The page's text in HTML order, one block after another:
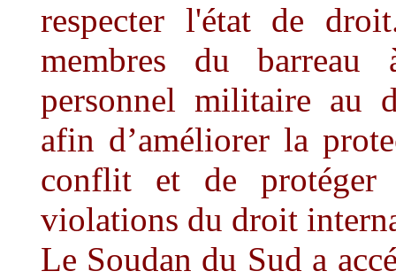
respecter l'état de
membres du
personnel militaire au
afin d’améliorer la
conflit et de protéger
violations du droit
Le Soudan du Sud a